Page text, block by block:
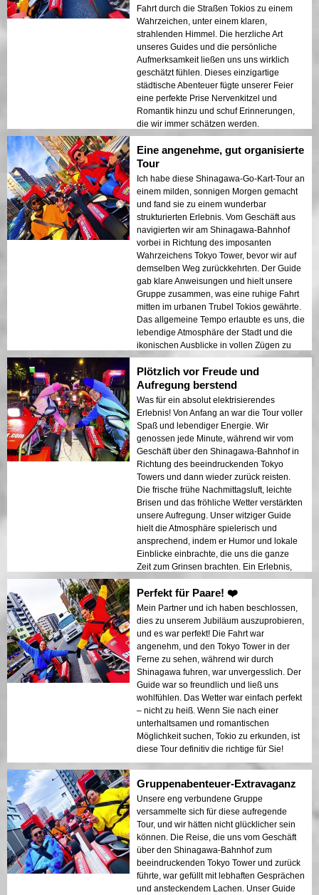
Fahrt durch die Straßen Tokios zu einem
Wahrzeichen, unter einem klaren,
strahlenden Himmel. Die herzliche Art
unseres Guides und die persönliche
Aufmerksamkeit ließen uns uns wirklich
geschätzt fühlen. Dieses einzigartige
städtische Abenteuer fügte unserer Feier
eine perfekte Prise Nervenkitzel und
Romantik hinzu und schuf Erinnerungen,
die wir immer schätzen werden.
Eine angenehme, gut organisierte
Tour
Ich habe diese Shinagawa-Go-Kart-Tour an
einem milden, sonnigen Morgen gemacht
und fand sie zu einem wunderbar
strukturierten Erlebnis. Vom Geschäft aus
navigierten wir am Shinagawa-Bahnhof
vorbei in Richtung des imposanten
Wahrzeichens Tokyo Tower, bevor wir auf
demselben Weg zurückkehrten. Der Guide
gab klare Anweisungen und hielt unsere
Gruppe zusammen, was eine ruhige Fahrt
mitten im urbanen Trubel Tokios gewährte.
Das allgemeine Tempo erlaubte es uns, die
lebendige Atmosphäre der Stadt und die
ikonischen Ausblicke in vollen Zügen zu
genießen, was es zu einem durchweg
angenehmen Ausflug machte.
Plötzlich vor Freude und
Aufregung berstend
Was für ein absolut elektrisierendes
Erlebnis! Von Anfang an war die Tour voller
Spaß und lebendiger Energie. Wir
genossen jede Minute, während wir vom
Geschäft über den Shinagawa-Bahnhof in
Richtung des beeindruckenden Tokyo
Towers und dann wieder zurück reisten.
Die frische frühe Nachmittagsluft, leichte
Brisen und das fröhliche Wetter verstärkten
unsere Aufregung. Unser witziger Guide
hielt die Atmosphäre spielerisch und
ansprechend, indem er Humor und lokale
Einblicke einbrachte, die uns die ganze
Zeit zum Grinsen brachten. Ein Erlebnis,
das pure Freude und Lebendigkeit
ausstrahlt!
Perfekt für Paare! ❤️
Mein Partner und ich haben beschlossen,
dies zu unserem Jubiläum auszuprobieren,
und es war perfekt! Die Fahrt war
angenehm, und den Tokyo Tower in der
Ferne zu sehen, während wir durch
Shinagawa fuhren, war unvergesslich. Der
Guide war so freundlich und ließ uns
wohlfühlen. Das Wetter war einfach perfekt
– nicht zu heiß. Wenn Sie nach einer
unterhaltsamen und romantischen
Möglichkeit suchen, Tokio zu erkunden, ist
diese Tour definitiv die richtige für Sie!
Gruppenabenteuer-Extravaganz
Unsere eng verbundene Gruppe
versammelte sich für diese aufregende
Tour, und wir hätten nicht glücklicher sein
können. Die Reise, die uns vom Geschäft
über den Shinagawa-Bahnhof zum
beeindruckenden Tokyo Tower und zurück
führte, war gefüllt mit lebhaften Gesprächen
und ansteckendem Lachen. Unser Guide